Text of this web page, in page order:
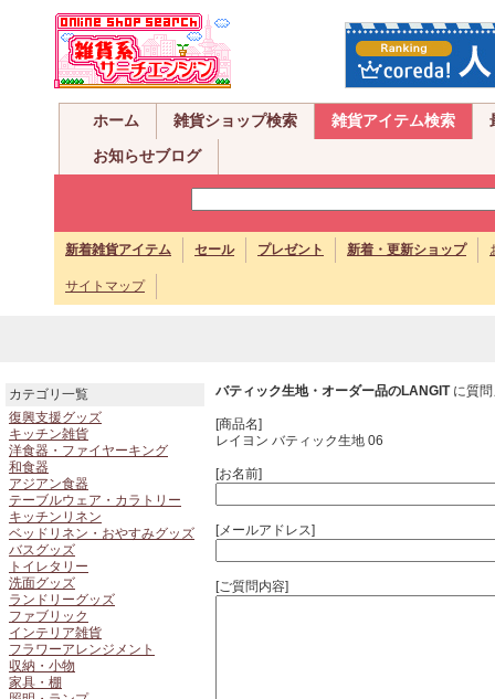
ホーム 雑貨ショップ検索 雑貨アイテム検索
お知らせブログ
新着雑貨アイテム セール プレゼント 新着・更新ショップ
サイトマップ
カテゴリ一覧
復興支援グッズ
キッチン雑貨
洋食器・ファイヤーキング
和食器
アジアン食器
テーブルウェア・カラトリー
キッチンリネン
ベッドリネン・おやすみグッズ
バスグッズ
トイレタリー
洗面グッズ
ランドリーグッズ
ファブリック
インテリア雑貨
フラワーアレンジメント
収納・小物
家具・棚
バティック生地・オーダー品のLANGITに質問
[商品名]
レイヨン バティック生地 06
[お名前]
[メールアドレス]
[ご質問内容]